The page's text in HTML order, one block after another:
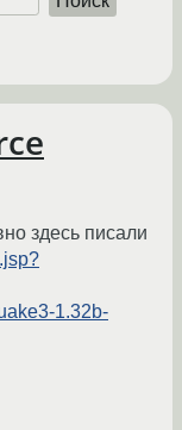
здесь писали
1.32b-